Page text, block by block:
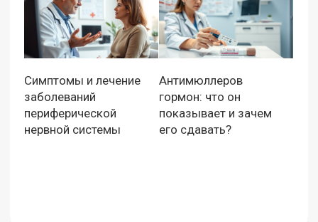
Симптомы и лечение
заболеваний
периферической
нервной системы
Антимюллеров
гормон: что он
показывает и зачем
его сдавать?